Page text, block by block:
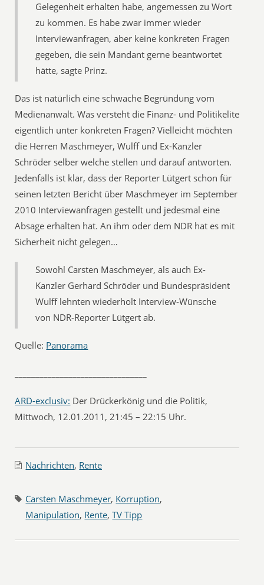
Gelegenheit erhalten habe, angemessen zu Wort
zu kommen. Es habe zwar immer wieder
Interviewanfragen, aber keine konkreten Fragen
gegeben, die sein Mandant gerne beantwortet
hätte, sagte Prinz.
Das ist natürlich eine schwache Begründung vom
Medienanwalt. Was versteht die Finanz- und Politikelite
eigentlich unter konkreten Fragen? Vielleicht möchten
die Herren Maschmeyer, Wulff und Ex-Kanzler
Schröder selber welche stellen und darauf antworten.
Jedenfalls ist klar, dass der Reporter Lütgert schon für
seinen letzten Bericht über Maschmeyer im September
2010 Interviewanfragen gestellt und jedesmal eine
Absage erhalten hat. An ihm oder dem NDR hat es mit
Sicherheit nicht gelegen…
Sowohl Carsten Maschmeyer, als auch Ex-
Kanzler Gerhard Schröder und Bundespräsident
Wulff lehnten wiederholt Interview-Wünsche
von NDR-Reporter Lütgert ab.
Quelle: Panorama
ARD-exclusiv: Der Drückerkönig und die Politik,
Mittwoch, 12.01.2011, 21:45 – 22:15 Uhr.
Nachrichten, Rente
Carsten Maschmeyer, Korruption,
Manipulation, Rente,TV Tipp